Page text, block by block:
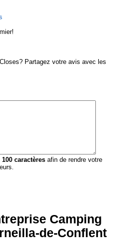
Partagez votre avis avec les
100 caractères afin de rendre votre
Camping
de-Conflent